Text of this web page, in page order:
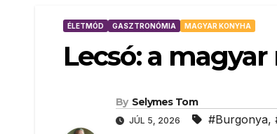
ÉLETMÓD GASZTRONÓMIA MAGYAR KONYHA
Lecsó: a
By Selymes Tom
JÚL 5, 2026 #Burgonya,